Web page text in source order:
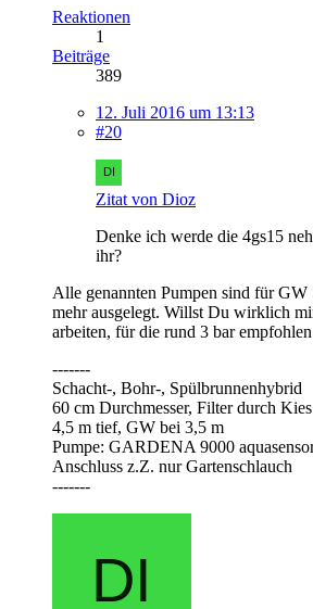
Reaktionen
1
Beiträge
389
12. Juli 2016 um 13:13
#20
Zitat von Dioz
Denke ich werde die 4gs15
ihr?
Alle genannten Pumpen sind für GW
mehr ausgelegt. Willst Du wirklich
arbeiten, für die rund 3 bar
-------
Schacht-, Bohr-, Spülbrunnenhybrid
60 cm Durchmesser, Filter durch
4,5 m tief, GW bei 3,5 m
Pumpe: GARDENA 9000
Anschluss z.Z. nur Gartenschlauch
-------